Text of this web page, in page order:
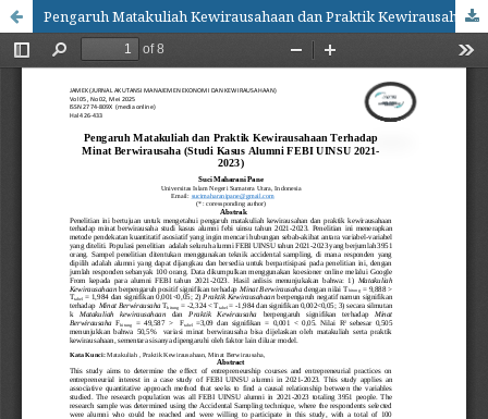
Pengaruh Matakuliah Kewirausahaan dan Praktik Kewirausahaan Terhadap Minat Berwirausaha (Studi Kasus Alumni Febi UIN SU Tahun 2021-2023)